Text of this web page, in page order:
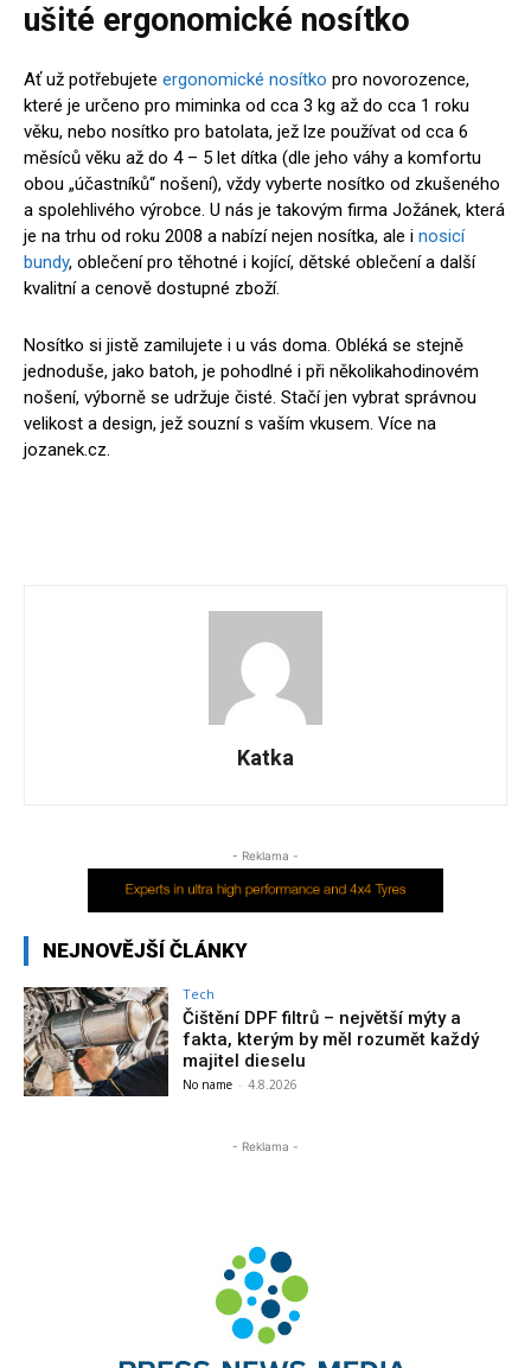
ušité ergonomické nosítko
Ať už potřebujete ergonomické nosítko pro novorozence,
které je určeno pro miminka od cca 3 kg až do cca 1 roku
věku, nebo nosítko pro batolata, jež lze používat od cca 6
měsíců věku až do 4 – 5 let dítka (dle jeho váhy a komfortu
obou „účastníků“ nošení), vždy vyberte nosítko od zkušeného
a spolehlivého výrobce. U nás je takovým firma Jožánek, která
je na trhu od roku 2008 a nabízí nejen nosítka, ale i nosicí
bundy, oblečení pro těhotné i kojící, dětské oblečení a další
kvalitní a cenově dostupné zboží.
Nosítko si jistě zamilujete i u vás doma. Obléká se stejně
jednoduše, jako batoh, je pohodlné i při několikahodinovém
nošení, výborně se udržuje čisté. Stačí jen vybrat správnou
velikost a design, jež souzní s vaším vkusem. Více na
jozanek.cz.
Katka
- Reklama -
NEJNOVĚJŠÍ ČLÁNKY
Tech
Čištění DPF filtrů – největší mýty a
fakta, kterým by měl rozumět každý
majitel dieselu
No name - 4.8.2026
- Reklama -